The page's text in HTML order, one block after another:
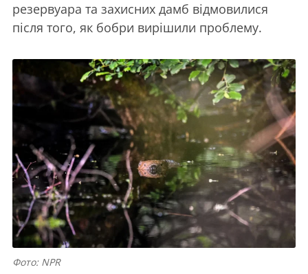
резервуара та захисних дамб відмовилися
після того, як бобри вирішили проблему.
Фото: NPR